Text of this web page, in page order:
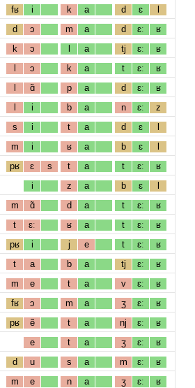
fʁ i k a d ɛ l
d ɔ m a d ɛː ʁ
k ɔ l a tj ɛː ʁ
l ɔ k a t ɛː ʁ
l ɑ̃ p a d ɛː ʁ
l i b a n ɛː z
s i t a d ɛ l
m i ʁ a b ɛ l
pʁ ɛ s t a t ɛː ʁ
i z a b ɛ l
m ɑ̃ d a t ɛː ʁ
t ɛː ʁ a t ɛː ʁ
pʁ i j e t ɛː ʁ
t a b a tj ɛː ʁ
m e t a v ɛː ʁ
fʁ ɔ m a ʒ ɛː ʁ
pʁ ẽ t a nj ɛː ʁ
e t a ʒ ɛː ʁ
d u s a m ɛː ʁ
m e n a ʒ ɛː ʁ